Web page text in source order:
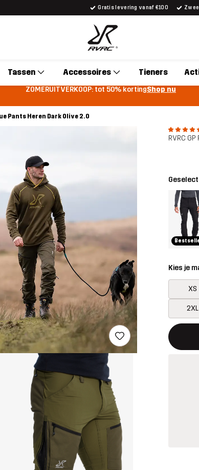
Gratis levering vanaf €100
Tassen Accessoires Tieners
ZOMERUITVERKOOP: tot 50% kortingShop nu
Pants Heren Dark Olive 2.0
RVRC
Kies je
XS
2XL
Deze
{{size}}